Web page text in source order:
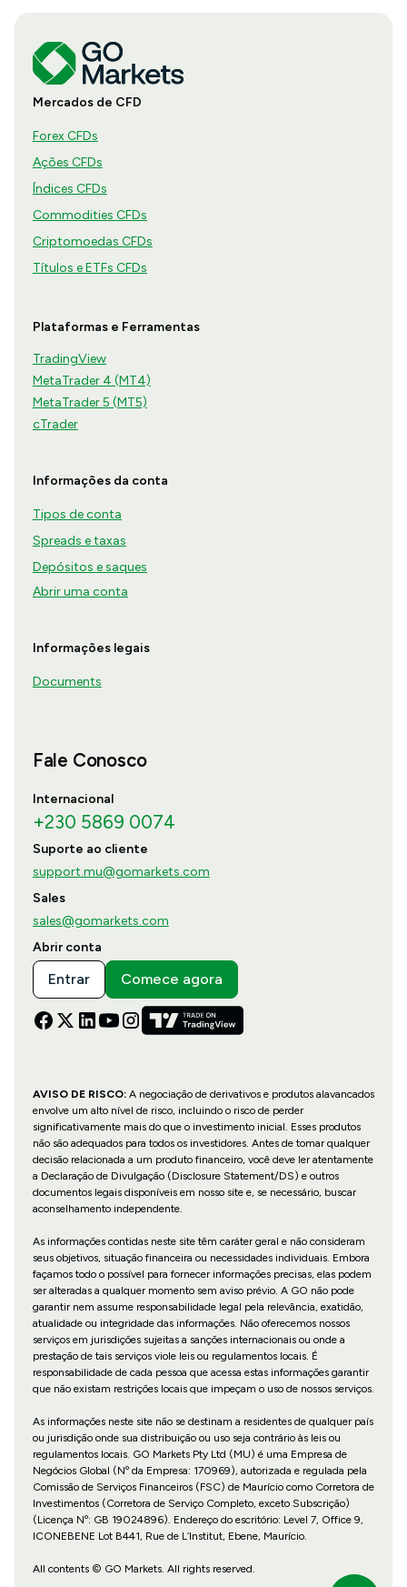
Mercados de CFD
Forex CFDs
Ações CFDs
Índices CFDs
Commodities CFDs
Criptomoedas CFDs
Títulos e ETFs CFDs
Plataformas e Ferramentas
TradingView
MetaTrader 4 (MT4)
MetaTrader 5 (MT5)
cTrader
Informações da conta
Tipos de conta
Spreads e taxas
Depósitos e saques
Abrir uma conta
Informações legais
Documents
Fale Conosco
Internacional
+230 5869 0074
Suporte ao cliente
support.mu@gomarkets.com
Sales
sales@gomarkets.com
Abrir conta
Entrar Comece agora
AVISO DE RISCO:A negociação de derivativos e produtos alavancados
envolve um alto nível de risco, incluindo o risco de perder
significativamente mais do que o investimento inicial. Esses produtos
não são adequados para todos os investidores. Antes de tomar qualquer
decisão relacionada a um produto financeiro, você deve ler atentamente
a Declaração de Divulgação (Disclosure Statement/DS) e outros
documentos legais disponíveis em nosso site e, se necessário, buscar
aconselhamento independente.
As informações contidas neste site têm caráter geral e não consideram
seus objetivos, situação financeira ou necessidades individuais. Embora
façamos todo o possível para fornecer informações precisas, elas podem
ser alteradas a qualquer momento sem aviso prévio. A GO não pode
garantir nem assume responsabilidade legal pela relevância, exatidão,
atualidade ou integridade das informações. Não oferecemos nossos
serviços em jurisdições sujeitas a sanções internacionais ou onde a
prestação de tais serviços viole leis ou regulamentos locais. É
responsabilidade de cada pessoa que acessa estas informações garantir
que não existam restrições locais que impeçam o uso de nossos serviços.
As informações neste site não se destinam a residentes de qualquer país
ou jurisdição onde sua distribuição ou uso seja contrário às leis ou
regulamentos locais. GO Markets Pty Ltd (MU) é uma Empresa de
Negócios Global (Nº da Empresa: 170969), autorizada e regulada pela
Comissão de Serviços Financeiros (FSC) de Maurício como Corretora de
Investimentos (Corretora de Serviço Completo, exceto Subscrição)
(Licença Nº: GB 19024896). Endereço do escritório: Level 7, Office 9,
ICONEBENE Lot B441, Rue de L’Institut, Ebene, Maurício.
All contents © GO Markets. All rights reserved.